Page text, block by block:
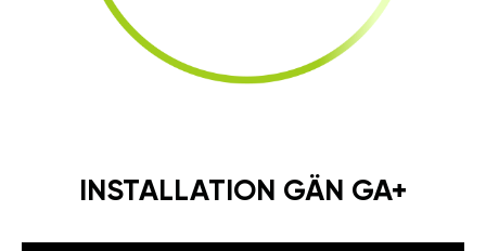
INSTALLATION GÄN GA+